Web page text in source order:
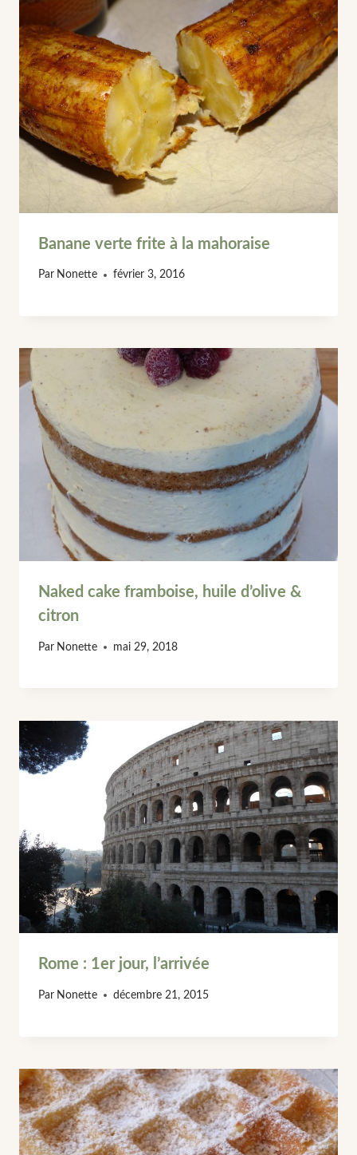
Banane verte frite à la mahoraise
Par Nonette février 3, 2016
Naked cake framboise, huile d’olive &
citron
Par Nonette mai 29, 2018
Rome : 1er jour, l’arrivée
Par Nonette décembre 21, 2015